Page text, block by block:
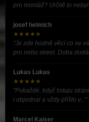
pro montáž? Určitě to nebyl
josef helmich
★★★★★
"Je zde hodně věcí co se
pro nebo street. Doba
Lukas Lukas
★★★★★
"Pokaždé, když listuju
i objednal a vždy přišlo v..."
Marcel Kaiser